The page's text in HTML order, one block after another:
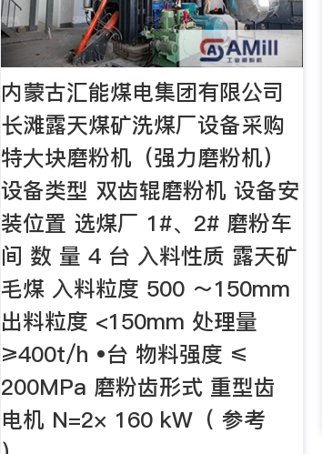
内蒙古汇能煤电集团有限公司
长滩露天煤矿洗煤厂设备采购
特大块磨粉机（强力磨粉机）
设备类型 双齿辊磨粉机 设备安
装位置 选煤厂 1#、2# 磨粉车
间 数 量 4 台 入料性质 露天矿
毛煤 入料粒度 500 ～150mm
出料粒度 <150mm 处理量
≥400t/h •台 物料强度 ≤
200MPa 磨粉齿形式 重型齿
电机 N=2× 160 kW（ 参考